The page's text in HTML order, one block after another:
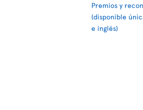
Premios y
(disponible
e inglés)